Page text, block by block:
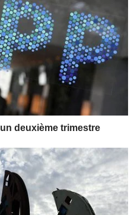
deuxième trimestre